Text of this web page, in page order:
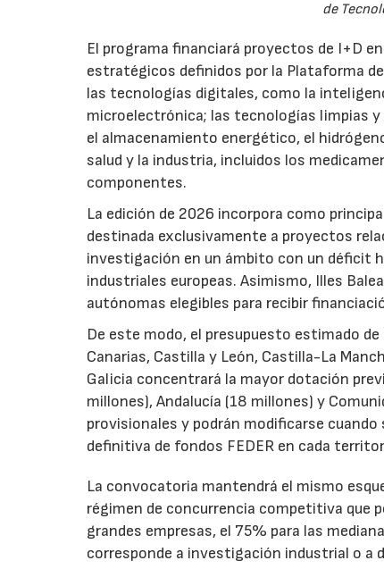
de
El programa financiará proyectos de I+D
estratégicos definidos por la Plataforma
las tecnologías digitales, como la
microelectrónica; las tecnologías limpias
el almacenamiento energético, el
salud y la industria, incluidos los
componentes.
La edición de 2026 incorpora como
destinada exclusivamente a proyectos
investigación en un ámbito con un déficit
industriales europeas. Asimismo, Illes
autónomas elegibles para recibir
De este modo, el presupuesto estimado
Canarias, Castilla y León, Castilla-La
Galicia concentrará la mayor dotación
millones), Andalucía (18 millones) y
provisionales y podrán modificarse
definitiva de fondos FEDER en cada
La convocatoria mantendrá el mismo
régimen de concurrencia competitiva que
grandes empresas, el 75% para las
corresponde a investigación industrial o a